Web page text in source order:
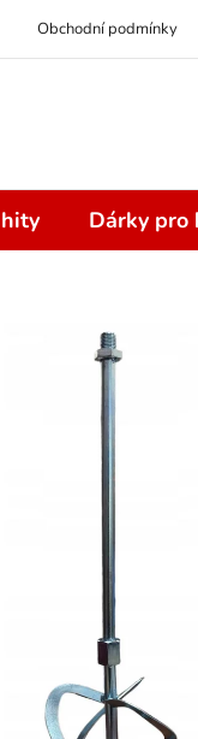
Obchodní podmínky
Dárky pro